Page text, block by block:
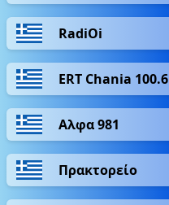
RadiOi
ERT Chania
Αλφα 981
Πρακτορείο